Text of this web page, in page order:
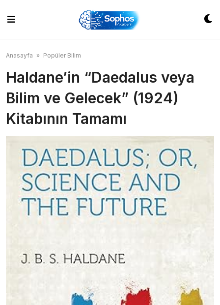
content
Anasayfa » Popüler Bilim
Haldane’in “Daedalus veya
Bilim ve Gelecek” (1924)
Kitabının Tamamı